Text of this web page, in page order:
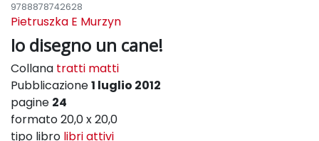
9788878742628
Pietruszka E Murzyn
Io disegno un cane!
Collana tratti matti
Pubblicazione1 luglio 2012
pagine 24
formato 20,0 x 20,0
tipo libro libri attivi